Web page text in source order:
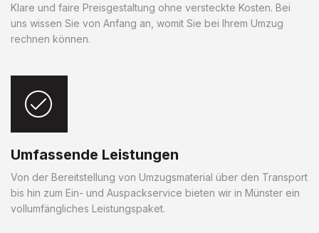
Klare und faire Preisgestaltung ohne versteckte Kosten. Bei
uns wissen Sie von Anfang an, womit Sie bei Ihrem Umzug
rechnen können.
Umfassende Leistungen
Von der Bereitstellung von Umzugsmaterial über den Transport
bis hin zum Ein- und Auspackservice bieten wir in Münster ein
vollumfängliches Leistungspaket.